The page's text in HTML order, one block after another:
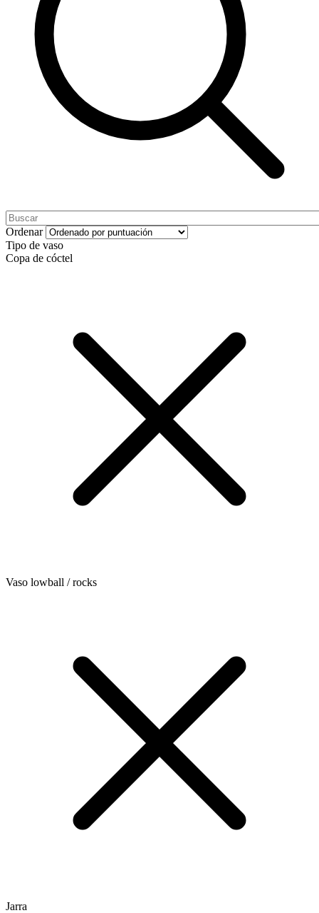
Ordenar
Tipo de vaso
Copa de cóctel
Vaso lowball / rocks
Jarra